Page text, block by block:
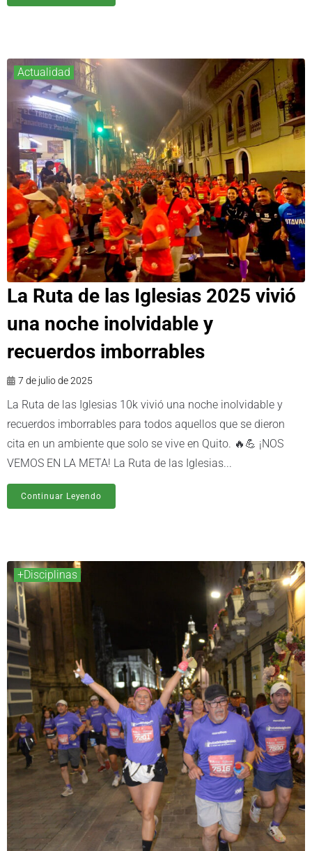
Actualidad
La Ruta de las Iglesias 2025 vivió
una noche inolvidable y
recuerdos imborrables
7 de julio de 2025
La Ruta de las Iglesias 10k vivió una noche inolvidable y
recuerdos imborrables para todos aquellos que se dieron
cita en un ambiente que solo se vive en Quito. 🔥💪 ¡NOS
VEMOS EN LA META! La Ruta de las Iglesias...
Continuar Leyendo
+Disciplinas